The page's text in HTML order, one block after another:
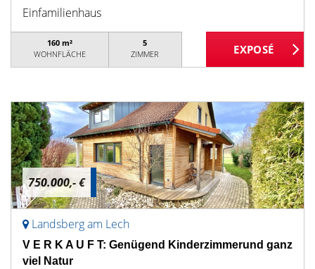
Einfamilienhaus
160 m²
WOHNFLÄCHE
5
ZIMMER
750.000,- €
Landsberg am Lech
V E R K A U F T: Genügend Kinderzimmerund ganz
viel Natur